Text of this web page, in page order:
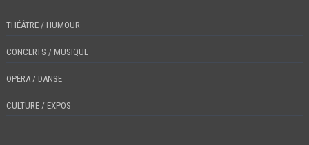
THÉÂTRE / HUMOUR
CONCERTS / MUSIQUE
OPÉRA / DANSE
CULTURE / EXPOS